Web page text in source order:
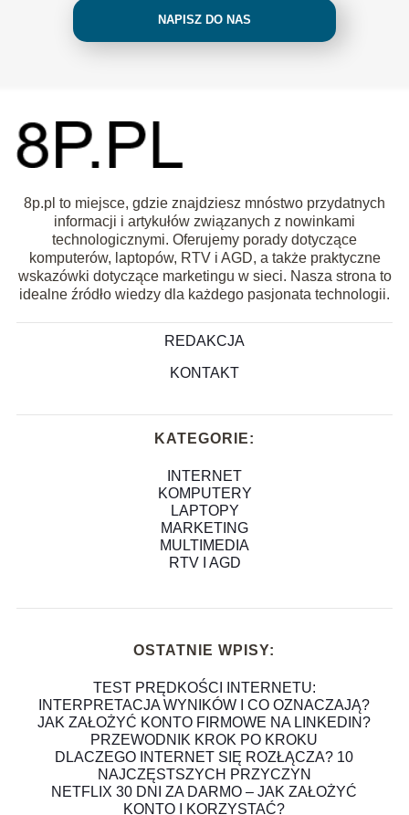
NAPISZ DO NAS
8p.pl to miejsce, gdzie znajdziesz mnóstwo przydatnych
informacji i artykułów związanych z nowinkami
technologicznymi. Oferujemy porady dotyczące
komputerów, laptopów, RTV i AGD, a także praktyczne
wskazówki dotyczące marketingu w sieci. Nasza strona to
idealne źródło wiedzy dla każdego pasjonata technologii.
REDAKCJA
KONTAKT
KATEGORIE:
INTERNET
KOMPUTERY
LAPTOPY
MARKETING
MULTIMEDIA
RTV I AGD
OSTATNIE WPISY:
TEST PRĘDKOŚCI INTERNETU:
INTERPRETACJA WYNIKÓW I CO OZNACZAJĄ?
JAK ZAŁOŻYĆ KONTO FIRMOWE NA LINKEDIN?
PRZEWODNIK KROK PO KROKU
DLACZEGO INTERNET SIĘ ROZŁĄCZA? 10
NAJCZĘSTSZYCH PRZYCZYN
NETFLIX 30 DNI ZA DARMO – JAK ZAŁOŻYĆ
KONTO I KORZYSTAĆ?